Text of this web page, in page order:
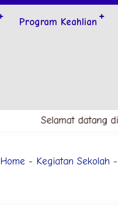
Program Keahlian
Selamat datang di
Home - Kegiatan Sekolah